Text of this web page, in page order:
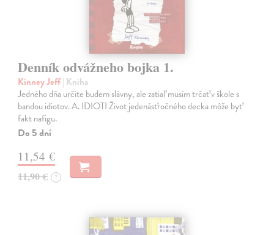
Denník odvážneho bojka 1.
Kinney Jeff| Kniha
Jedného dňa určite budem slávny, ale zatiaľ musím trčať v škole s
bandou idiotov. A. IDIOTI Život jedenásťročného decka môže byť
fakt nafigu.
Do 5 dní
11,54 €
11,90 € ?